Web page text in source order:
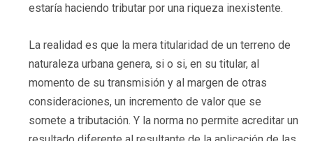
estaría haciendo tributar por una riqueza inexistente.
La realidad es que la mera titularidad de un terreno de
naturaleza urbana genera, si o si, en su titular, al
momento de su transmisión y al margen de otras
consideraciones, un incremento de valor que se
somete a tributación. Y la norma no permite acreditar un